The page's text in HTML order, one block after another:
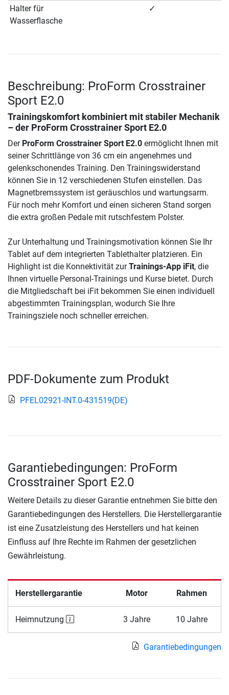
Halter für
Wasserflasche
✓
Beschreibung: ProForm Crosstrainer
Sport E2.0
Trainingskomfort kombiniert mit stabiler Mechanik
– der ProForm Crosstrainer Sport E2.0
Der ProForm Crosstrainer Sport E2.0 ermöglicht Ihnen mit
seiner Schrittlänge von 36 cm ein angenehmes und
gelenkschonendes Training. Den Trainingswiderstand
können Sie in 12 verschiedenen Stufen einstellen. Das
Magnetbremssystem ist geräuschlos und wartungsarm.
Für noch mehr Komfort und einen sicheren Stand sorgen
die extra großen Pedale mit rutschfestem Polster.
Zur Unterhaltung und Trainingsmotivation können Sie Ihr
Tablet auf dem integrierten Tablethalter platzieren. Ein
Highlight ist die Konnektivität zurTrainings-App iFit, die
Ihnen virtuelle Personal-Trainings und Kurse bietet. Durch
die Mitgliedschaft bei iFit bekommen Sie einen individuell
abgestimmten Trainingsplan, wodurch Sie Ihre
Trainingsziele noch schneller erreichen.
PDF-Dokumente zum Produkt
PFEL02921-INT.0-431519(DE)
Garantiebedingungen: ProForm
Crosstrainer Sport E2.0
Weitere Details zu dieser Garantie entnehmen Sie bitte den
Garantiebedingungen des Herstellers. Die Herstellergarantie
ist eine Zusatzleistung des Herstellers und hat keinen
Einfluss auf Ihre Rechte im Rahmen der gesetzlichen
Gewährleistung.
Herstellergarantie Motor Rahmen
Heimnutzung 3 Jahre 10 Jahre
Garantiebedingungen